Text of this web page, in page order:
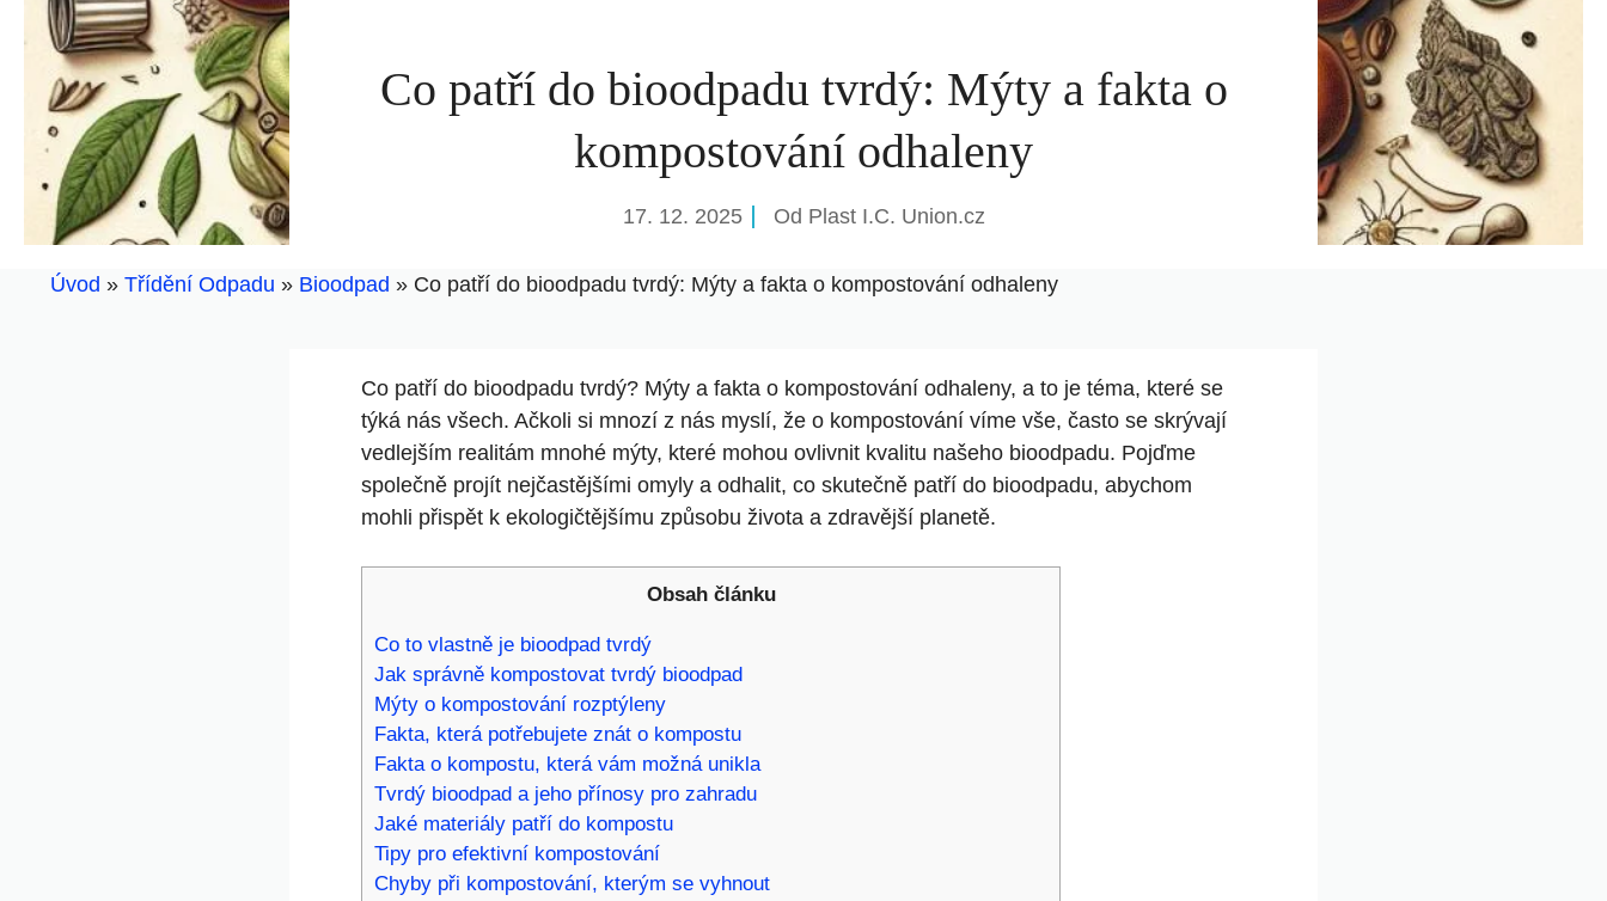
Co patří do bioodpadu tvrdý: Mýty a fakta o
kompostování odhaleny
17. 12. 2025 Od Plast I.C. Union.cz
Úvod » Třídění Odpadu » Bioodpad » Co patří do bioodpadu tvrdý: Mýty a fakta o kompostování odhaleny
Co patří do bioodpadu tvrdý? Mýty a fakta o kompostování odhaleny, a to je téma, které se
týká nás všech. Ačkoli si mnozí z nás myslí, že o kompostování víme vše, často se skrývají
vedlejším realitám mnohé mýty, které mohou ovlivnit kvalitu našeho bioodpadu. Pojďme
společně projít nejčastějšími omyly a odhalit, co skutečně patří do bioodpadu, abychom
mohli přispět k ekologičtějšímu způsobu života a zdravější planetě.
Obsah článku
Co to vlastně je bioodpad tvrdý
Jak správně kompostovat tvrdý bioodpad
Mýty o kompostování rozptýleny
Fakta, která potřebujete znát o kompostu
Fakta o kompostu, která vám možná unikla
Tvrdý bioodpad a jeho přínosy pro zahradu
Jaké materiály patří do kompostu
Tipy pro efektivní kompostování
Chyby při kompostování, kterým se vyhnout